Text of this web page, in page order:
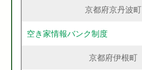
京都府京丹波町
空き家情報バンク制度
京都府伊根町